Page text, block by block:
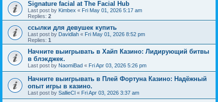
Signature facial at The Facial Hub
Last post by Kimbex « Fri May 01, 2026 5:17 am
Replies: 2
ссылки для девушек купить
Last post by Davidlah « Fri May 01, 2026 8:52 pm
Replies: 1
Начните выигрывать в Хайп Казино: Лидирующий битвы
в блэкджек.
Last post by NaomiBad « Fri Apr 03, 2026 5:26 pm
Начните выигрывать в Плей Фортуна Казино: Надёжный
опыт игры в казино.
Last post by SallieCl « Fri Apr 03, 2026 3:37 am